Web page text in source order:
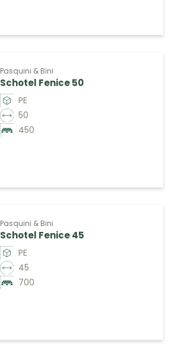
Pasquini & Bini
Schotel Fenice 50
PE
50
450
Pasquini & Bini
Schotel Fenice 45
PE
45
700